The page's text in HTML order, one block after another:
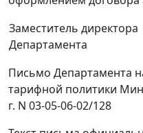
Заместитель директора
Департамента
Письмо Департамента
тарифной политики
г. N 03-05-06-02/128